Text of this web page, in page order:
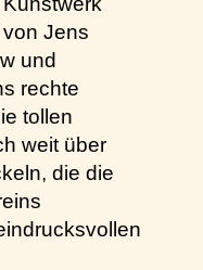
von Jens
und
rechte
tollen
weit über
die die